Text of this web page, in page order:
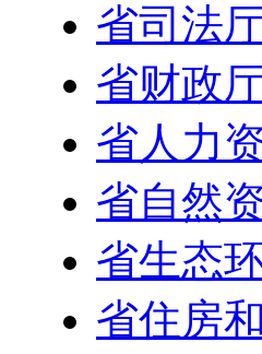
省司法
省财政
省人力
省自然
省生态
省住房